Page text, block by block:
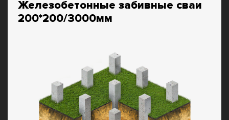
Железобетонные забивные сваи
200*200/3000мм